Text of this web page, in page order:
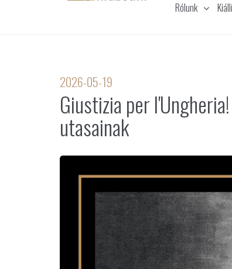
Rólunk
2026-05-19
Giustizia per
utasainak